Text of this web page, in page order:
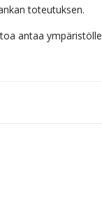
toteutuksen.
antaa ympäristölle